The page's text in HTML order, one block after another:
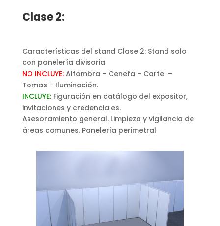
Clase 2:
Características del stand Clase 2: Stand solo
con panelería divisoria
NO INCLUYE: Alfombra – Cenefa – Cartel –
Tomas – Iluminación.
INCLUYE: Figuración en catálogo del expositor,
invitaciones y credenciales.
Asesoramiento general. Limpieza y vigilancia de
áreas comunes. Panelería perimetral